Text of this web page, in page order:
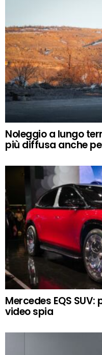
Noleggio a lungo
più diffusa anche
Mercedes EQS
video spia